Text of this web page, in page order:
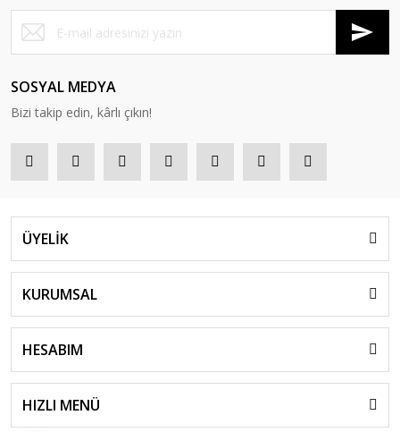
SOSYAL MEDYA
Bizi takip edin, kârlı çıkın!
ÜYELİK
KURUMSAL
HESABIM
HIZLI MENÜ